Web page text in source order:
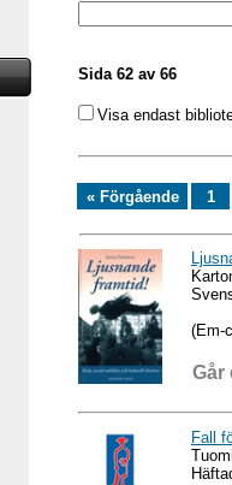
Sida 62 av 66
Visa endast
« Förgående 1
(Em-
Går
Fall